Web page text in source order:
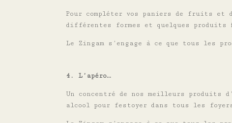
Pour compléter vos paniers de fruits et
différentes formes et quelques produits
Le Zingam s’engage à ce que tous les
4. L’apéro…
Un concentré de nos meilleurs produits
alcool pour festoyer dans tous les